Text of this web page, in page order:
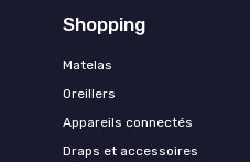
Shopping
Matelas
Oreillers
Appareils connectés
Draps et accessoires